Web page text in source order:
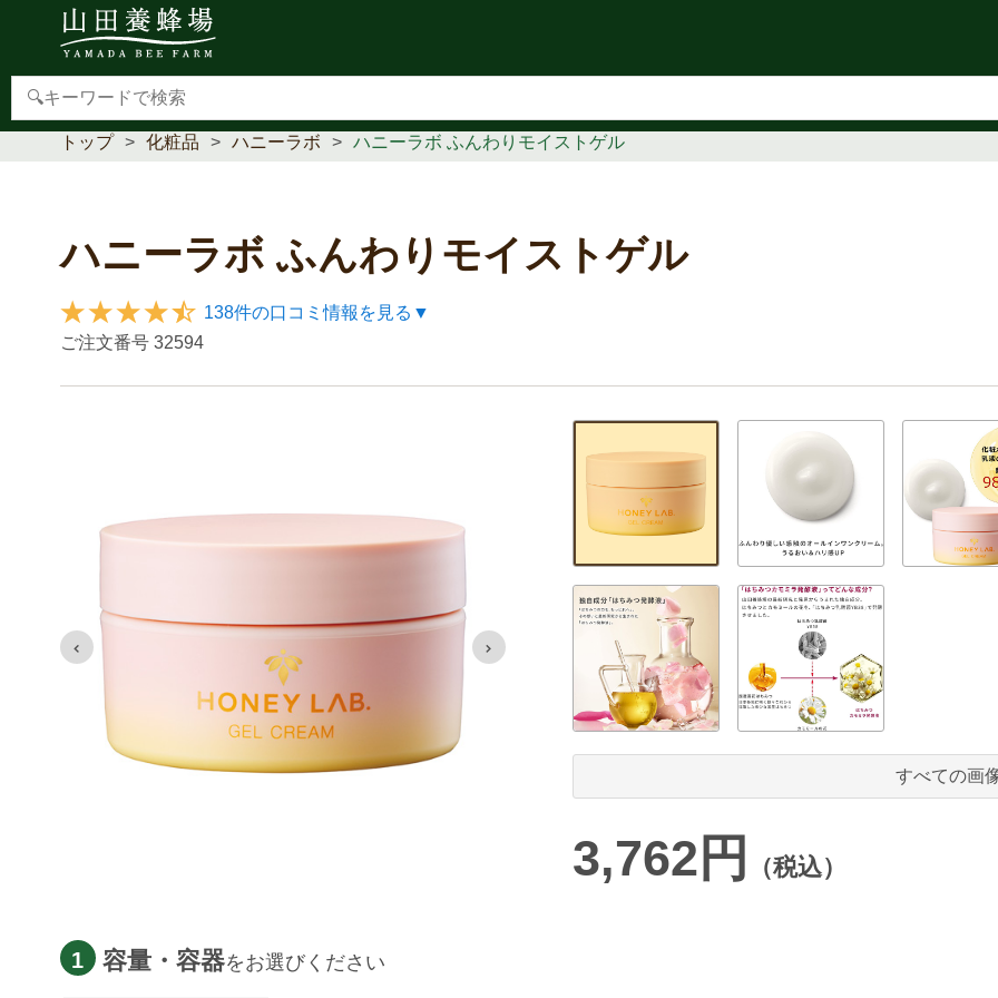
【重要】本人認証サービス(3Dセキュア2.0)導入のお知らせ
トップ 化粧品 ハニーラボ ハニーラボ ふんわりモイストゲル
ハニーラボ ふんわりモイストゲル
138件の口コミ情報を見る▼
ご注文番号 32594
すべての画
3,762円 （税込）
1 容量・容器をお選びください